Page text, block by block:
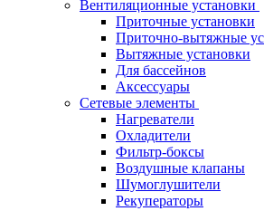
Вентиляционные установки
Приточные установки
Приточно-вытяжные
Вытяжные установки
Для бассейнов
Аксессуары
Сетевые элементы
Нагреватели
Охладители
Фильтр-боксы
Воздушные клапаны
Шумоглушители
Рекуператоры